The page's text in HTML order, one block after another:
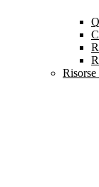
Risorse